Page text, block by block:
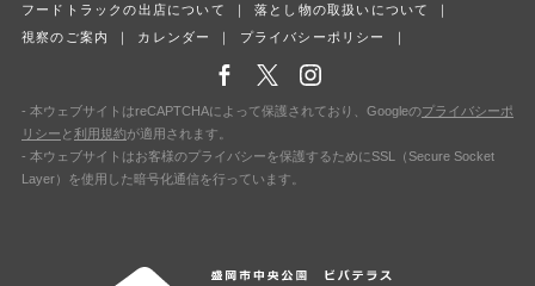
フードトラックの出店について
落とし物の取扱いについて
視察のご案内
カレンダー プライバシーポリシー
本ウェブサイトはreCAPTCHAによって保護されており、Googleのプライバシーポ
リシー と利用規約が適用されます。
本ウェブサイトはお客様のプライバシーを保護するためにSSL（Secure Socket
Layer）を使用した暗号化通信を行っています。